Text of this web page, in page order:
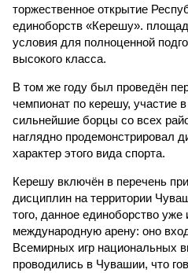
торжественное открытие
единоборств «Керешу».
условия для полноценной
высокого класса.
В том же году был проведён
чемпионат по керешу, участие
сильнейшие борцы со всех
наглядно продемонстрировал
характер этого вида спорта.
Керешу включён в перечень
дисциплин на территории
того, данное единоборство
международную арену: оно
Всемирных игр национальных
проводились в Чувашии, что